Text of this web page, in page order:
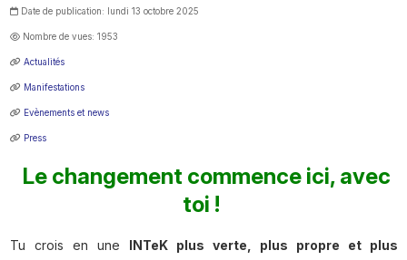
Date de publication: lundi 13 octobre 2025
Nombre de vues: 1953
Actualités
Manifestations
Evènements et news
Press
Le changement commence ici, avec
toi !
Tu crois en une INTeK plus verte, plus propre et plus